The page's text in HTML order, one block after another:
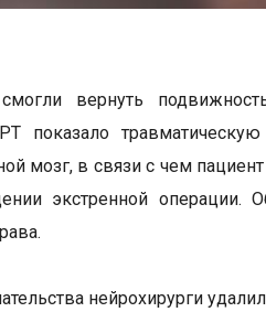
вернуть
показало
мозг, в связи с чем
экстренной операции.
нейрохирурги